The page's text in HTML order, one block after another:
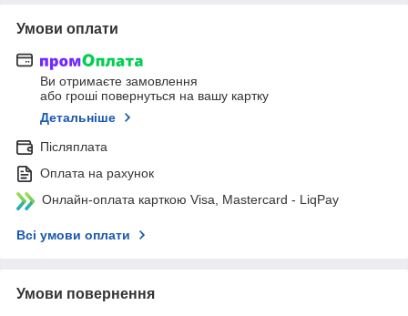
Умови оплати
Ви отримаєте замовлення
або гроші повернуться на вашу картку
Детальніше
Післяплата
Оплата на рахунок
Онлайн-оплата карткою Visa, Mastercard - LiqPay
Всі умови оплати
Умови повернення